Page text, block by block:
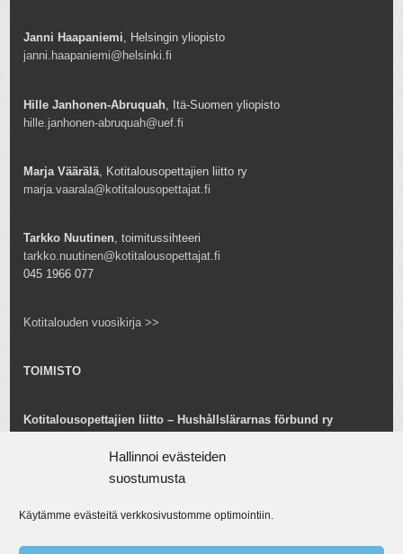
Hallinnoi evästeiden
suostumusta
Käytämme evästeitä verkkosivustomme optimointiin.
Janni Haapaniemi, Helsingin yliopisto
janni.haapaniemi@helsinki.fi
Hille Janhonen-Abruquah , Itä-Suomen yliopisto
hille.janhonen-abruquah@uef.fi
Marja Väärälä , Kotitalousopettajien liitto ry
marja.vaarala@kotitalousopettajat.fi
Tarkko Nuutinen , toimitussihteeri
tarkko.nuutinen@kotitalousopettajat.fi
045 1966 077
Kotitalouden vuosikirja >>
TOIMISTO
Kotitalousopettajien liitto – Hushållslärarnas förbund ry
toimisto@kotitalousopettajat.fi
Tarkko Nuutinen